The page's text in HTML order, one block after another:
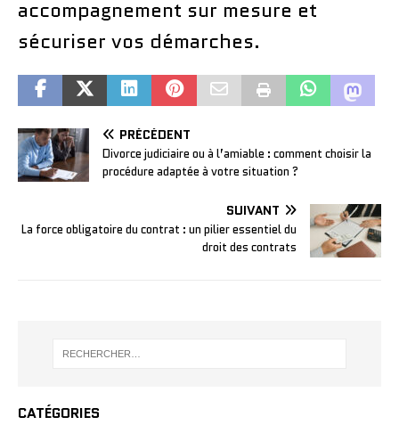
accompagnement sur mesure et
sécuriser vos démarches.
PRÉCÉDENT
Divorce judiciaire ou à l’amiable : comment choisir la
procédure adaptée à votre situation ?
SUIVANT
La force obligatoire du contrat : un pilier essentiel du
droit des contrats
CATÉGORIES